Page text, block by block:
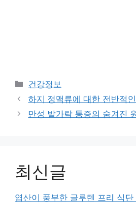
Categories
건강정보
하지 정맥류에 대한 전반적
만성 발가락 통증의 숨겨진
최신글
엽산이 풍부한 글루텐 프리 식단